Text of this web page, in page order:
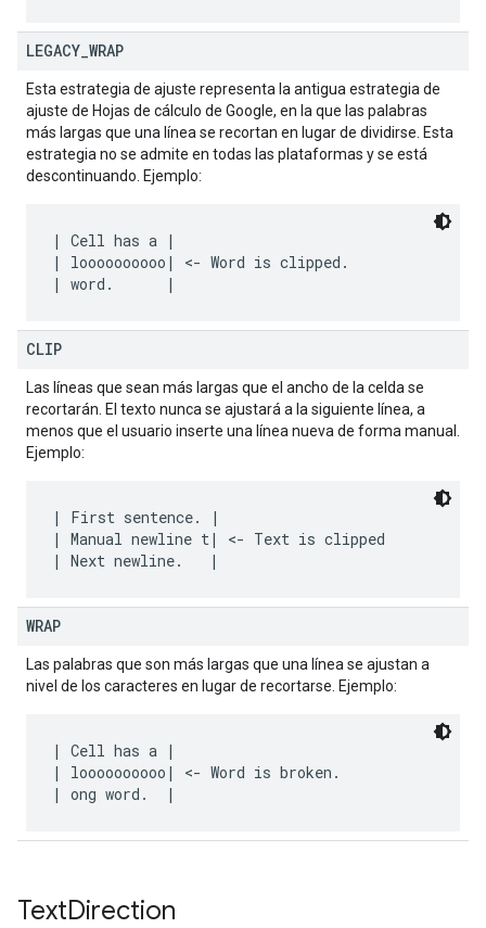
LEGACY WRAP
Esta estrategia de ajuste representa la antigua estrategia de
ajuste de Hojas de cálculo de Google, en la que las palabras
más largas que una línea se recortan en lugar de dividirse. Esta
estrategia no se admite en todas las plataformas y se está
descontinuando. Ejemplo:
| Cell has a |
| loooooooooo| <- Word is clipped.
CLIP
Las líneas que sean más largas que el ancho de la celda se
recortarán. El texto nunca se ajustará a la siguiente línea, a
menos que el usuario inserte una línea nueva de forma manual.
Ejemplo:
| First sentence. |
| Manual newline t| <- Text is clipped
WRAP
Las palabras que son más largas que una línea se ajustan a
nivel de los caracteres en lugar de recortarse. Ejemplo:
| Cell has a |
| loooooooooo| <- Word is broken.
TextDirection